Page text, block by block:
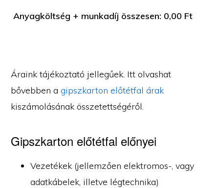
Anyagköltség + munkadíj összesen: 0,00 Ft
Áraink tájékoztató jellegűek. Itt olvashat
bővebben agipszkarton előtétfal árak
kiszámolásának összetettségéről.
Gipszkarton előtétfal előnyei
Vezetékek (jellemzően elektromos-, vagy
adatkábelek, illetve légtechnika)